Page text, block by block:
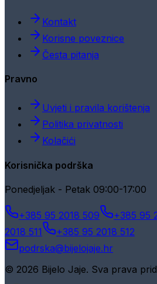
Kontakt
Korisne poveznice
Česta pitanja
Pravno
Uvjeti i pravila korištenja
Politika privatnosti
Kolačići
Korisnička podrška
Ponedjeljak - Petak 09:00-17:00
+385 95 2018 509 +385 95
2018 511
+385 95 2018 512
podrska@bijelojaje.hr
© 2026 Bijelo Jaje. Sva prava